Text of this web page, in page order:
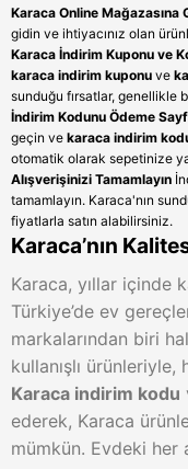
Karaca Online Mağazasına
gidin ve ihtiyacınız olan
Karaca İndirim Kuponu ve
karaca indirim kuponu ve
sunduğu fırsatlar, genellikle
İndirim Kodunu Ödeme
geçin ve karaca indirim
otomatik olarak sepetinize
Alışverişinizi Tamamlayın
tamamlayın. Karaca'nın
fiyatlarla satın alabilirsiniz.
Karaca’nın
Karaca, yıllar içinde
Türkiye’de ev
markalarından biri
kullanışlı
Karaca indirim kodu
ederek, Karaca
mümkün. Evdeki